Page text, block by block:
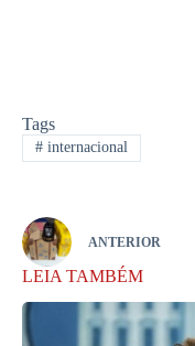
Tags
#internacional
ANTERIOR
LEIA TAMBÉM